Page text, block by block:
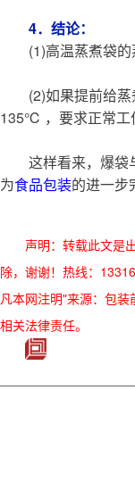
4．结论：
(1)高温蒸煮袋
(2)如果提前给
135℃ ，要求正常工
这样看来，爆袋
为食品包装的进一步
声明：转载此文是
除，谢谢！热线：
凡本网注明"来源：包
相关法律责任。